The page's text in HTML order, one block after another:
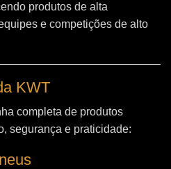
produtos de alta
e competições de alto
KWT
completa de produtos
segurança e praticidade: